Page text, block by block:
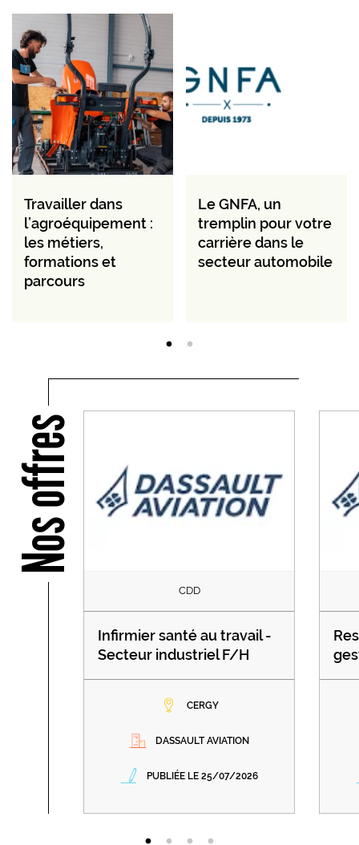
Travailler dans
l’agroéquipement :
les métiers,
formations et
parcours
Le GNFA, un
tremplin pour votre
carrière dans le
secteur automobile
Nos offres
CDD
Infirmier santé au travail -
Secteur industriel F/H
CERGY
DASSAULT AVIATION
PUBLIÉE LE 25/07/2026